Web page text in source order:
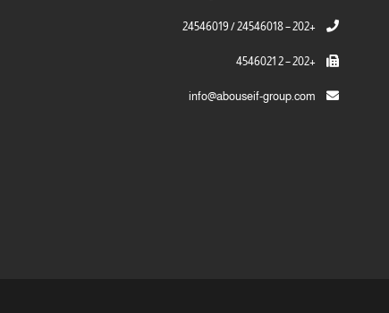
+202 – 24546018 / 24546019
+202 – 2 4546021
info@abouseif-group.com